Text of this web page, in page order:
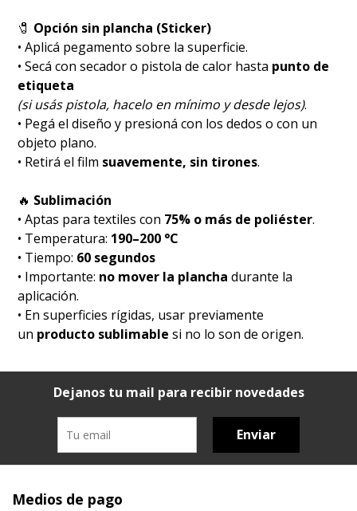
🧷 Opción sin plancha (Sticker)
• Aplicá pegamento sobre la superficie.
• Secá con secador o pistola de calor hasta punto de
etiqueta
(si usás pistola, hacelo en mínimo y desde lejos).
• Pegá el diseño y presioná con los dedos o con un
objeto plano.
• Retirá el film suavemente, sin tirones.
🔥 Sublimación
• Aptas para textiles con 75% o más de poliéster.
• Temperatura: 190–200 °C
• Tiempo: 60 segundos
• Importante: no mover la plancha durante la
aplicación.
• En superficies rígidas, usar previamente
un producto sublimable si no lo son de origen.
Dejanos tu mail para recibir novedades
Enviar
Medios de pago